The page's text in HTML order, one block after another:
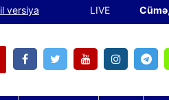
versiya LIVE Cümə